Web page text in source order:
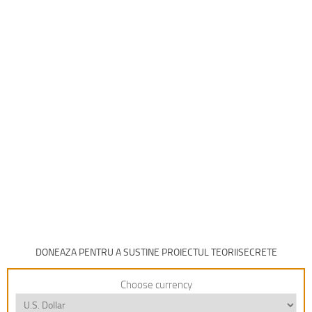
DONEAZA PENTRU A SUSTINE PROIECTUL TEORIISECRETE
Choose currency